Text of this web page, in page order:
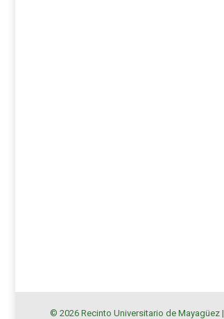
© 2026 Recinto Universitario de Mayagüez |